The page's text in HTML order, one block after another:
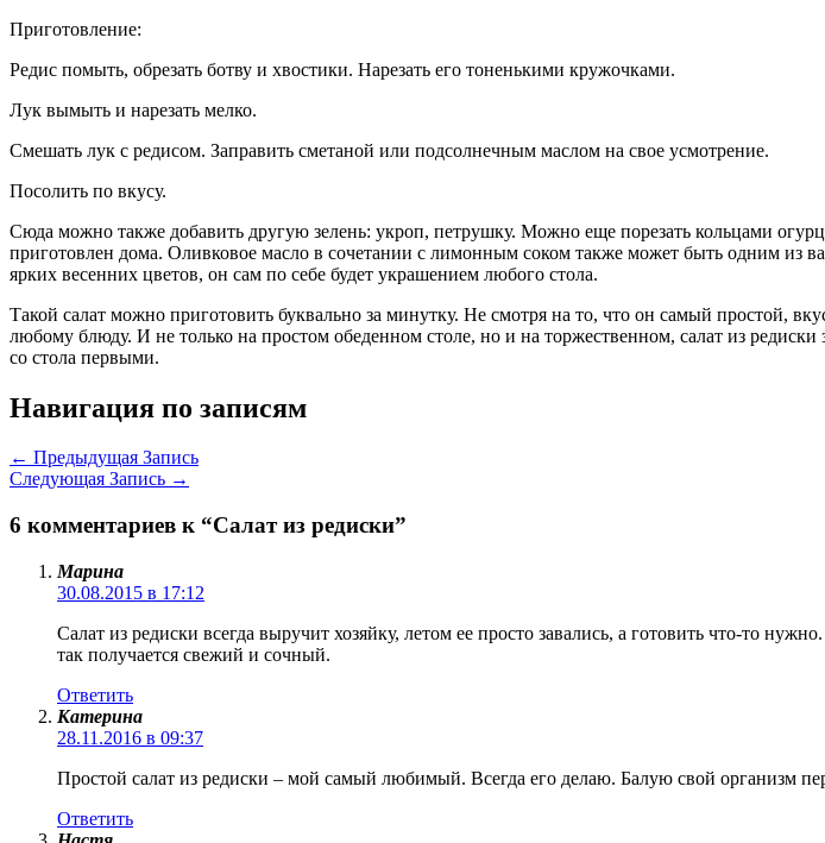
Приготовление:
Редис помыть, обрезать ботву и хвостики. Нарезать его тоненькими кружочками.
Лук вымыть и нарезать мелко.
Смешать лук с редисом. Заправить сметаной или подсолнечным маслом на свое усмотрение.
Посолить по вкусу.
Сюда можно также добавить другую зелень: укроп, петрушку. Можно еще порезать кольцами
приготовлен дома. Оливковое масло в сочетании с лимонным соком также может быть одним из
ярких весенних цветов, он сам по себе будет украшением любого стола.
Такой салат можно приготовить буквально за минутку. Не смотря на то, что он самый простой,
любому блюду. И не только на простом обеденном столе, но и на торжественном, салат из
со стола первыми.
Навигация по записям
← Предыдущая Запись
Следующая Запись →
6 комментариев к “Салат из редиски”
Марина
30.08.2015 в 17:12
Cалат из редиски всегда выручит хозяйку, летом ее просто завались, а готовить что-то
так получается свежий и сочный.
Ответить
Катерина
28.11.2016 в 09:37
Простой салат из редиски – мой самый любимый. Всегда его делаю. Балую свой организм
Ответить